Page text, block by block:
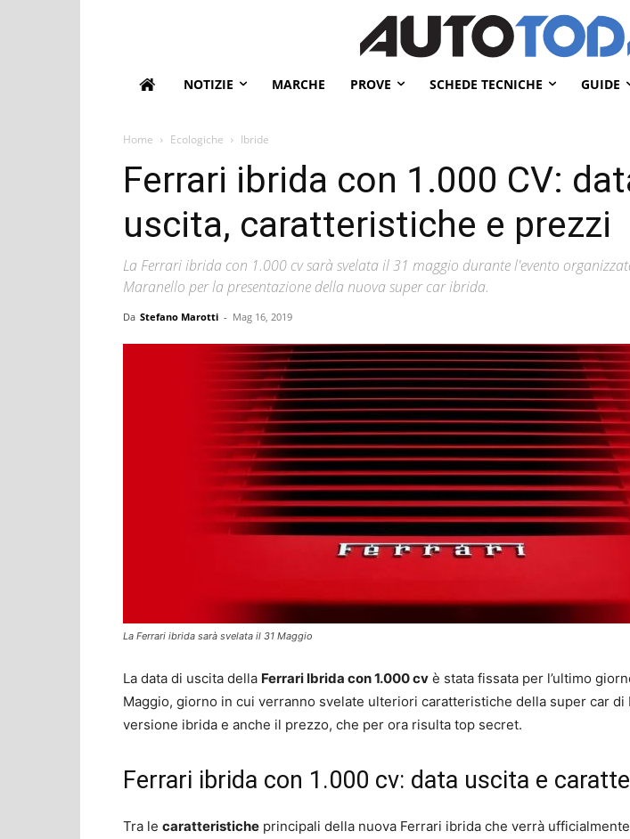
NOTIZIE MARCHE PROVE SCHEDE TECNICHE GUIDE
Home Ecologiche Ibride
Ferrari ibrida con 1.000 CV:
uscita, caratteristiche e prezzi
La Ferrari ibrida con 1.000 cv sarà svelata il 31 maggio durante l'evento
Maranello per la presentazione della nuova super car ibrida.
Da Stefano Marotti - Mag 16, 2019
La Ferrari ibrida sarà svelata il 31 Maggio
La data di uscita della Ferrari Ibrida con 1.000 cv è stata fissata per l’ultimo
Maggio, giorno in cui verranno svelate ulteriori caratteristiche della super car di
versione ibrida e anche il prezzo, che per ora risulta top secret.
Ferrari ibrida con 1.000 cv: data uscita e
Tra le caratteristiche principali della nuova Ferrari ibrida che verrà